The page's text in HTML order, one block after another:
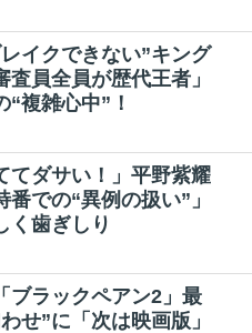
イクできない”キング
査員全員が歴代王者」
“複雑心中”！
てダサい！」平野紫耀
番での“異例の扱い”」
く歯ぎしり
ブラックペアン2」最
せ”に「次は映画版」